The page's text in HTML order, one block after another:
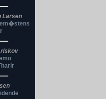
Larsen